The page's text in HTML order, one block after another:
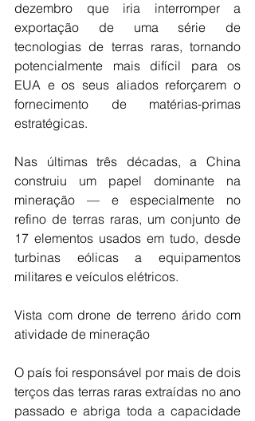
dezembro que iria interromper a
exportação de uma série de
tecnologias de terras raras, tornando
potencialmente mais difícil para os
EUA e os seus aliados reforçarem o
fornecimento de matérias-primas
estratégicas.
Nas últimas três décadas, a China
construiu um papel dominante na
mineração — e especialmente no
refino de terras raras, um conjunto de
17 elementos usados em tudo, desde
turbinas eólicas a equipamentos
militares e veículos elétricos.
Vista com drone de terreno árido com
atividade de mineração
O país foi responsável por mais de dois
terços das terras raras extraídas no ano
passado e abriga toda a capacidade